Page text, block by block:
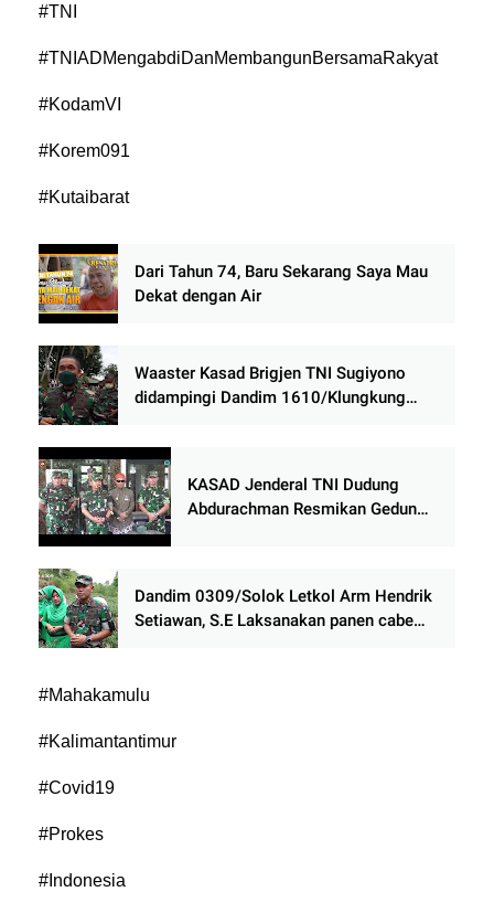
#TNI
#TNIADMengabdiDanMembangunBersamaRakyat
#KodamVI
#Korem091
#Kutaibarat
Dari Tahun 74, Baru Sekarang Saya Mau
Dekat dengan Air
Waaster Kasad Brigjen TNI Sugiyono
didampingi Dandim 1610/Klungkung
lakukan pengecekan penyaluran bantuan
tunai
KASAD Jenderal TNI Dudung
Abdurachman Resmikan Gedung
Dandim 0309/Solok Letkol Arm Hendrik
Setiawan, S.E Laksanakan panen cabe
#Mahakamulu
#Kalimantantimur
#Covid19
#Prokes
#Indonesia